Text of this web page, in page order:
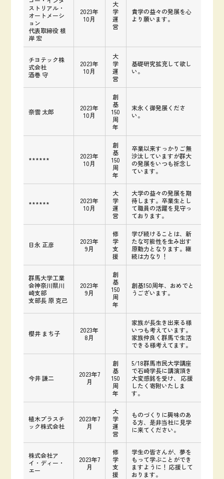
ストリアル・
オートメーシ
ョン
代表取締役 根
岸 宏
2023年
10月
大
学
運
営
貴学の益々の発展を心
より願います。
チヨテック株
式会社
酒巻 守
2023年
10月
大
学
運
営
基礎研究拡充して欲し
い。
奈雲 太郎
2023年
10月
創
基
150
周
年
末永く御発展くださ
い。
******
2023年
10月
創
基
150
周
年
卒業以来すっかりご無
沙汰していますが群大
の発展をいつも祈念し
ています。
******
2023年
10月
大
学
運
営
大学の益々の発展を期
待します。卒業生とし
て職員の活躍を見守っ
ております。
日永 正彦
2023年
9月
修
学
支
援
学び続けることは、新
たな可能性を生み出す
原動力となります。継
続は力なり！
群馬大学工業
会神奈川県川
崎支部
支部長 原 克己
2023年
9月
創
基
150
周
年
創基150周年、おめでと
うございます。
櫻井 まち子
2023年
8月
家族が長生き出来る様
いつも考えています。
家族仲良く群馬で生活
できる様考えてます。
今井 謙二
2023年7
月
創
基
150
周
年
5/18群馬市民大学講座
で石崎学長に講演頂き
大変感銘を受け、 応援
したく寄附いたしま
す。
植木プラスチ
ック株式会社
2023年7
月
大
学
運
営
ものづくりに興味のあ
る方、是非当社に見学
に来てください。
株式会社ア
イ・ディー・
エー
2023年7
月
修
学
支
援
学生の皆さんが、夢を
もって学ぶことができ
ますように！ 応援して
おります。